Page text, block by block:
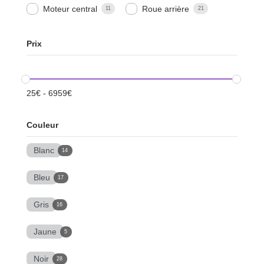
Moteur central 11 Roue arrière 21
Prix
25€- 6959€
Couleur
Blanc 14
Bleu 17
Gris 16
Jaune 5
Noir 28